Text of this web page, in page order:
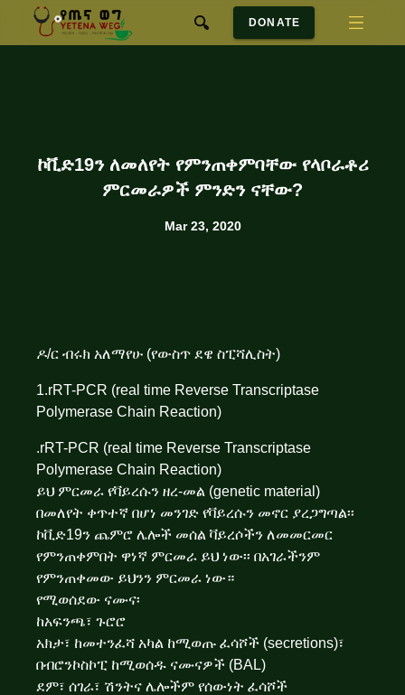
DONATE
ኮቪድ19ን ለመለየት የምንጠቀምባቸው የላቦራቶሪ
ምርመራዎች ምንድን ናቸው?
Mar 23, 2020
ዶ/ር ብሩክ አለማየሁ (የውስጥ ደዌ ስፒሻሊስት)
1.rRT-PCR (real time Reverse Transcriptase
Polymerase Chain Reaction)
.rRT-PCR (real time Reverse Transcriptase
Polymerase Chain Reaction)
ይህ ምርመራ የቫይረሱን ዘረ-መል (genetic material)
በመለየት ቀጥተኛ በሆነ መንገድ የቫይረሱን መኖር ያረጋግጣል፡፡
ኮቪድ19ን ጨምሮ ሌሎች መሰል ቫይረሶችን ለመመርመር
የምንጠቀምበት ዋነኛ ምርመራ ይህ ነው፡፡ በአገራችንም
የምንጠቀመው ይህንን ምርመራ ነው።
የሚወሰደው ናሙና፡
ከአፍንጫ፣ ጉሮሮ
አክታ፣ ከመተንፈሻ አካል ከሚወጡ ፈሳሾች (secretions)፣
በብሮንኮስኮፒ ከሚወሰዱ ናሙናዎች (BAL)
ደም፣ ሰገራ፣ ሽንትና ሌሎችም የሰውነት ፈሳሾች